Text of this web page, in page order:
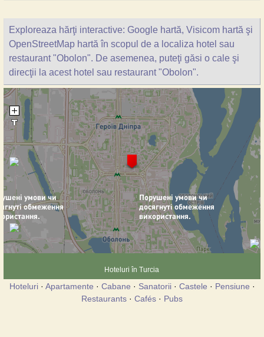
Exploreaza hărţi interactive: Google hartă, Visicom hartă şi
OpenStreetMap hartă în scopul de a localiza hotel sau
restaurant "Obolon". De asemenea, puteţi găsi o cale şi
direcţii la acest hotel sau restaurant "Obolon".
Hoteluri în Turcia
Hoteluri· Apartamente · Cabane · Sanatorii· Castele · Pensiune ·
Restaurants · Cafés · Pubs